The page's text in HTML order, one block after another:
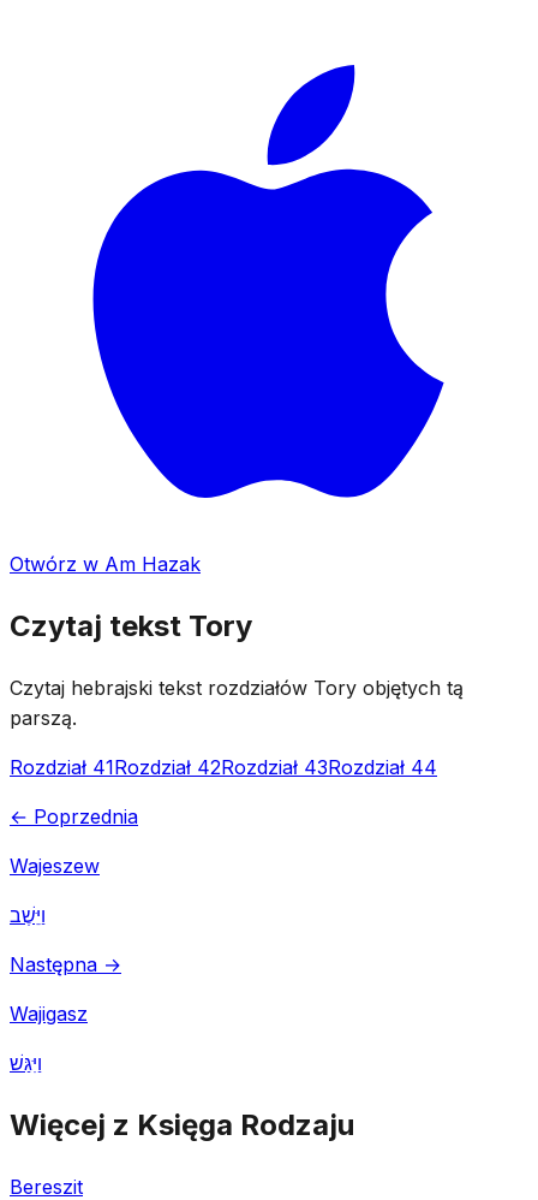
Otwórz w Am Hazak
Czytaj tekst Tory
Czytaj hebrajski tekst rozdziałów Tory objętych tą
parszą.
Rozdział 41Rozdział 42Rozdział 43Rozdział 44
← Poprzednia
Wajeszew
וַיֵּשֶׁב
Następna →
Wajigasz
וַיִּגַּשׁ
Więcej z Księga Rodzaju
Bereszit